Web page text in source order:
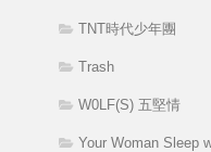
TNT時代少年團
Trash
W0LF(S) 五堅情
Your Woman Sleep